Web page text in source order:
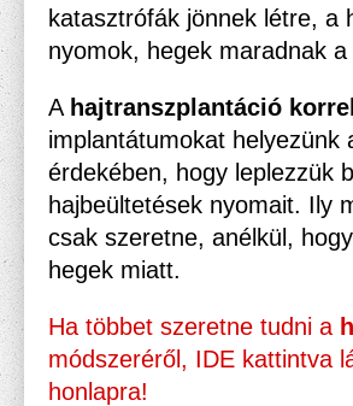
katasztrófák jönnek létre, a
nyomok, hegek maradnak a
A hajtranszplantáció
implantátumokat helyezünk
érdekében, hogy leplezzük
hajbeültetések nyomait. Ily
csak szeretne, anélkül,
hegek miatt.
Ha többet szeretne tudni a
módszeréről, IDE kattintva
honlapra!